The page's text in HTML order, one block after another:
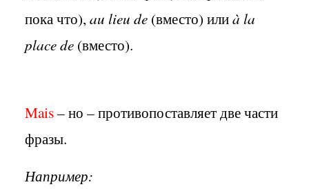
пока что), au lieu de (вместо) илиà la
place de (вместо).
Mais– но – противопоставляет две части
фразы.
Например: